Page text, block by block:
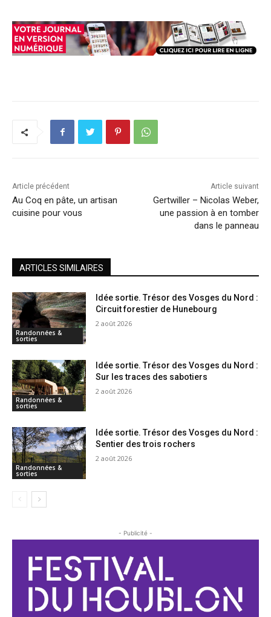
Article précédent
Au Coq en pâte, un artisan
cuisine pour vous
Article suivant
Gertwiller – Nicolas Weber,
une passion à en tomber
dans le panneau
ARTICLES SIMILAIRES
Randonnées &
sorties
Idée sortie. Trésor des Vosges du Nord :
Circuit forestier de Hunebourg
2 août 2026
Randonnées &
sorties
Idée sortie. Trésor des Vosges du Nord :
Sur les traces des sabotiers
2 août 2026
Randonnées &
sorties
Idée sortie. Trésor des Vosges du Nord :
Sentier des trois rochers
2 août 2026
- Publicité -